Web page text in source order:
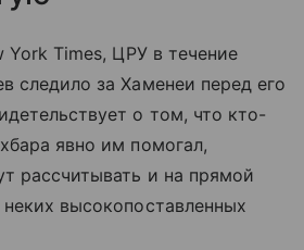
York Times, ЦРУ в течение
следило за Хаменеи перед его
о том, что кто-
явно им помогал,
рассчитывать и на прямой
высокопоставленных